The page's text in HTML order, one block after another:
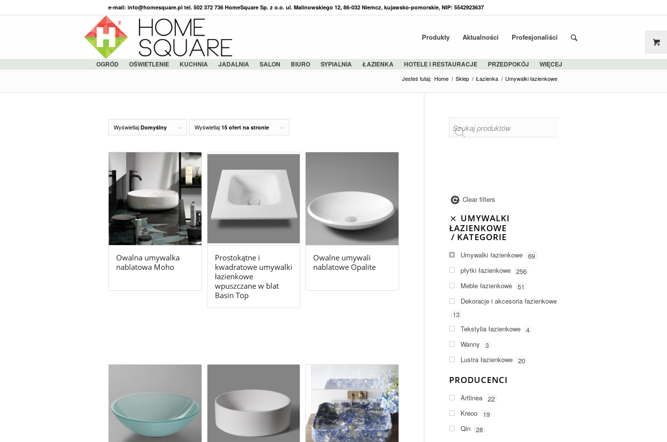
e-mail: info@homesquare.pl tel. 502 372 736 HomeSquare Sp. z o.o. ul. Malinowskiego 12, 86-032 Niemcz, kujawsko-pomorskie, NIP: 5542923637
Produkty Aktualności Profesjonaliści
OGRÓD OŚWIETLENIE KUCHNIA JADALNIA SALON BIURO SYPIALNIA ŁAZIENKA HOTELE I RESTAURACJE PRZEDPOKÓJ WIĘCEJ
Jesteś tutaj: Home / Sklep / Łazienka / Umywalki łazienkowe
Wyświetlaj Domyślny Wyświetlaj 15 ofert na stronie
Owalna umywalka
nablatowa Moho
Prostokątne i
kwadratowe umywalki
łazienkowe
wpuszczane w blat
Basin Top
Owalne umywali
nablatowe Opalite
Clear filters
UMYWALKI
ŁAZIENKOWE
KATEGORIE
Umywalki łazienkowe 69
płytki łazienkowe 256
Meble łazienkowe 51
Dekoracje i akcesoria łazienkowe
13
Tekstylia łazienkowe 4
Wanny
3
Lustra łazienkowe 20
PRODUCENCI
Artlinea 22
Kreoo 19
Qin 28